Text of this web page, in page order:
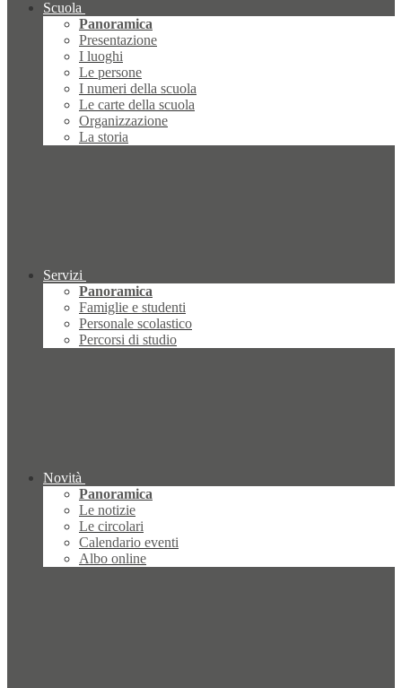
Scuola
Panoramica
Presentazione
I luoghi
Le persone
I numeri della scuola
Le carte della scuola
Organizzazione
La storia
Servizi
Panoramica
Famiglie e studenti
Personale scolastico
Percorsi di studio
Novità
Panoramica
Le notizie
Le circolari
Calendario eventi
Albo online